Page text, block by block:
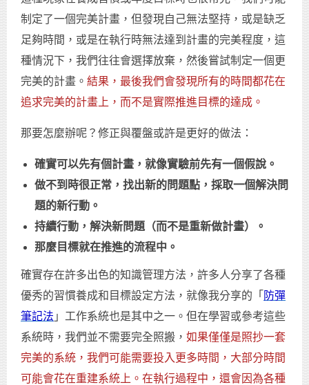
制定了一個完美計畫，但發現自己無法堅持，或是缺乏
足夠時間，或是在執行時無法達到計畫的完美程度，這
種情況下，我們往往會選擇放棄，然後嘗試制定一個更
完美的計畫。 結果，最後我們會發現所有的時間都花在
追求完美的計畫上，而不是實際推進目標的達成。
那要怎麼辦呢？修正與覆盤或許是更好的做法：
確實可以先有個計畫，就像實驗前先有一個假說。
做不到時很正常，找出新的問題點，採取一個解決問
題的新行動。
持續行動，解決新問題（而不是重新做計畫）。
那麼目標就在推進的流程中。
確實存在許多出色的知識管理方法，許多人分享了各種
優秀的習慣養成和目標設定方法，就像我分享的「 防彈
筆記法 」工作系統也是其中之一。但在學習或參考這些
系統時，我們並不需要完全照搬， 如果僅僅是照抄一套
完美的系統，我們可能需要投入更多時間，大部分時間
可能會花在重建系統上。在執行過程中，還會因為各種